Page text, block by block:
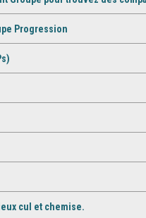
Progression
cul et chemise.